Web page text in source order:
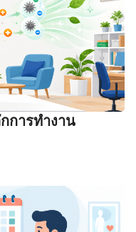
การทำงาน